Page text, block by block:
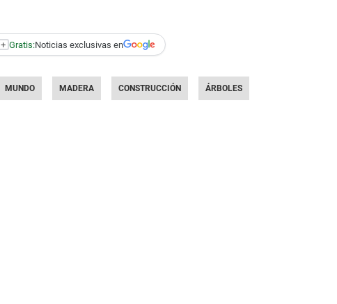
+ Gratis:Noticias exclusivas en
MUNDO MADERA CONSTRUCCIÓN ÁRBOLES